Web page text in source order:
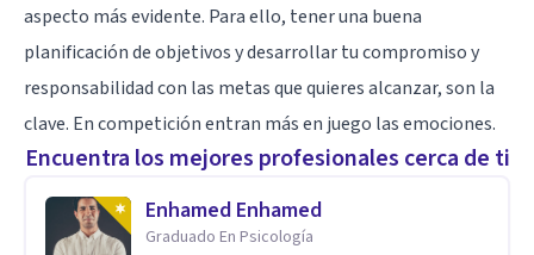
aspecto más evidente. Para ello, tener una buena
planificación de objetivos y desarrollar tu compromiso y
responsabilidad con las metas que quieres alcanzar, son la
clave. En competición entran más en juego las emociones.
Encuentra los mejores profesionales cerca de ti
Enhamed Enhamed
Graduado En Psicología